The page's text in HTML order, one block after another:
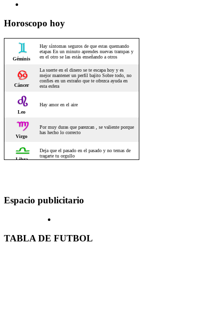
Horoscopo hoy
Espacio publicitario
TABLA DE FUTBOL